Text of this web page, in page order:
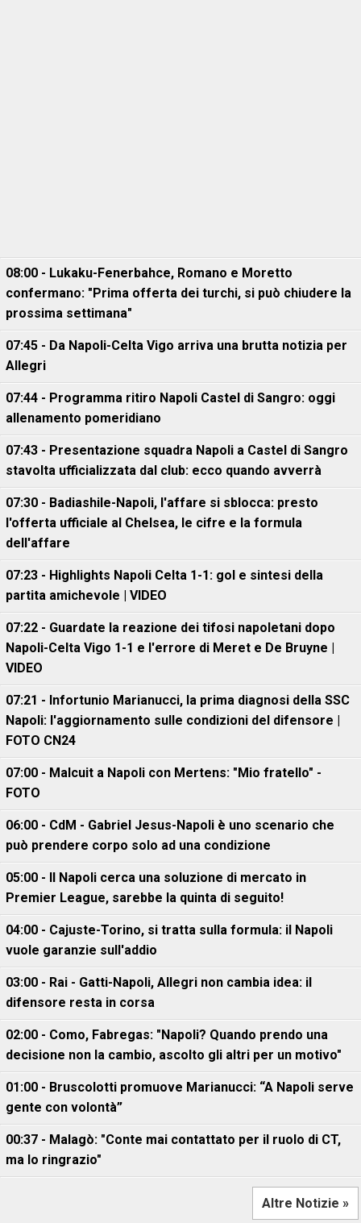
08:00 - Lukaku-Fenerbahce, Romano e Moretto
confermano: "Prima offerta dei turchi, si può chiudere la
prossima settimana"
07:45 - Da Napoli-Celta Vigo arriva una brutta notizia per
Allegri
07:44 - Programma ritiro Napoli Castel di Sangro: oggi
allenamento pomeridiano
07:43 - Presentazione squadra Napoli a Castel di Sangro
stavolta ufficializzata dal club: ecco quando avverrà
07:30 - Badiashile-Napoli, l'affare si sblocca: presto
l'offerta ufficiale al Chelsea, le cifre e la formula
dell'affare
07:23 - Highlights Napoli Celta 1-1: gol e sintesi della
partita amichevole | VIDEO
07:22 - Guardate la reazione dei tifosi napoletani dopo
Napoli-Celta Vigo 1-1 e l'errore di Meret e De Bruyne |
VIDEO
07:21 - Infortunio Marianucci, la prima diagnosi della SSC
Napoli: l'aggiornamento sulle condizioni del difensore |
FOTO CN24
07:00 - Malcuit a Napoli con Mertens: "Mio fratello" -
FOTO
06:00 - CdM - Gabriel Jesus-Napoli è uno scenario che
può prendere corpo solo ad una condizione
05:00 - Il Napoli cerca una soluzione di mercato in
Premier League, sarebbe la quinta di seguito!
04:00 - Cajuste-Torino, si tratta sulla formula: il Napoli
vuole garanzie sull'addio
03:00 - Rai - Gatti-Napoli, Allegri non cambia idea: il
difensore resta in corsa
02:00 - Como, Fabregas: "Napoli? Quando prendo una
decisione non la cambio, ascolto gli altri per un motivo"
01:00 - Bruscolotti promuove Marianucci: “A Napoli serve
gente con volontà”
00:37 - Malagò: "Conte mai contattato per il ruolo di CT,
ma lo ringrazio"
Altre Notizie »